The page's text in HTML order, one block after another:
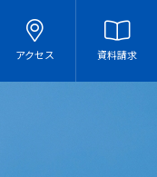
アクセス 資料請求